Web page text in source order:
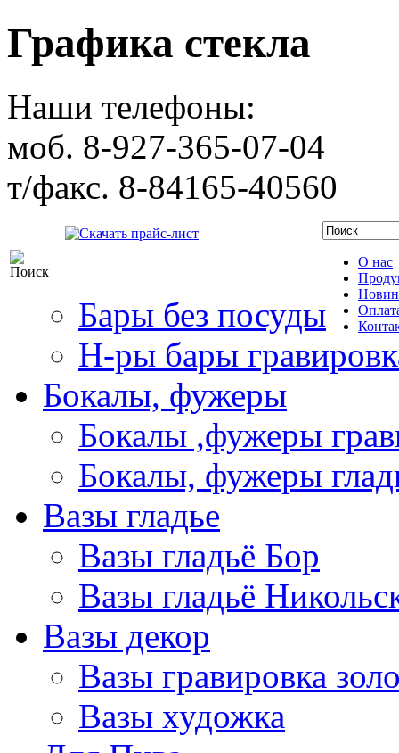
Графика стекла
Наши телефоны:
моб. 8-927-365-07-04
т/факс. 8-84165-40560
О нас
Бары без посуды
Н-ры бары
Бокалы, фужеры
Бокалы ,фужеры
Бокалы, фужеры
Вазы гладье
Вазы гладьё Бор
Вазы гладьё
Вазы декор
Вазы гравировка
Вазы художка